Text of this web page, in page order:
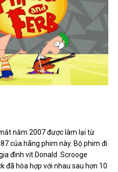
năm 2007 được làm lại từ
của hãng phim này. Bộ phim đi
đình vịt Donald. Scrooge
đã hòa hợp với nhau sau hơn 10